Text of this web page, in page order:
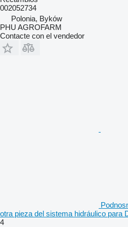
002052734
Polonia, Byków
PHU AGROFARM
Contacte con el vendedor
otra pieza del sistema hidráulico para
4